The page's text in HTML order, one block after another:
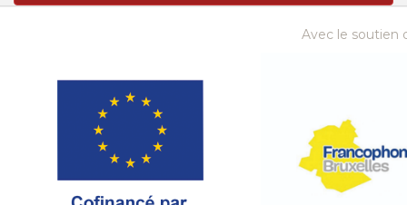
Avec le soutien